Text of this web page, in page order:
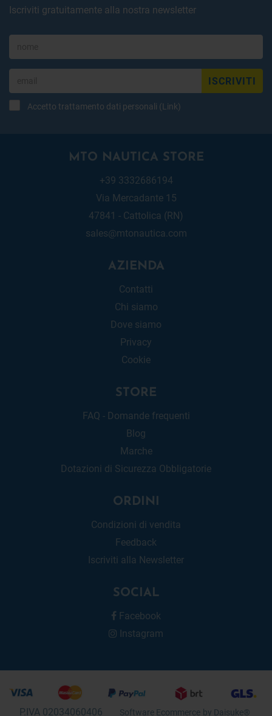
Iscriviti gratuitamente alla nostra newsletter
ISCRIVITI
Accetto trattamento dati personali (Link)
MTO NAUTICA STORE
+39 3332686194
Via Mercadante 15
47841 - Cattolica (RN)
sales@mtonautica.com
AZIENDA
Contatti
Chi siamo
Dove siamo
Privacy
Cookie
STORE
FAQ - Domande frequenti
Blog
Marche
Dotazioni di Sicurezza Obbligatorie
ORDINI
Condizioni di vendita
Feedback
Iscriviti alla Newsletter
SOCIAL
Facebook
Instagram
P.IVA 02034060406 Software Ecommerce by Daisuke®